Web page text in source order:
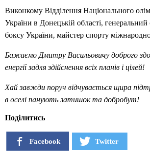
Виконкому Відділення Національного
України в Донецькій області, генеральний
боксу України, майстер спорту
Бажаємо Дмитру Васильовичу доброго
енергії задля здійснення всіх планів і цілей!
Хай завжди поруч відчувається щира
в оселі панують затишок та добробут!
Поділитись
Facebook Twitter